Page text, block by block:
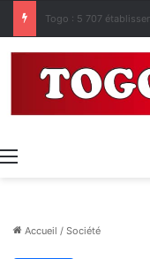
Menu
Accueil / Société